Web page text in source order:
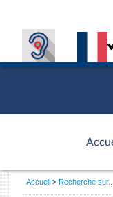
Vous
Accueil Recherche sur...